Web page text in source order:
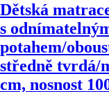
Dětská
s
potahem/
středně tvrdá/
cm, nosnost